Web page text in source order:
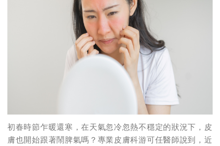
初春時節乍暖還寒，在天氣忽冷忽熱不穩定的狀況下，皮
膚也開始跟著鬧脾氣嗎？專業皮膚科游可任醫師說到，近